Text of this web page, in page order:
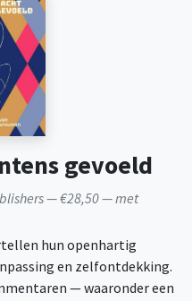
gevoeld
— €28,50 — met
hun openhartig
en zelfontdekking.
— waaronder een